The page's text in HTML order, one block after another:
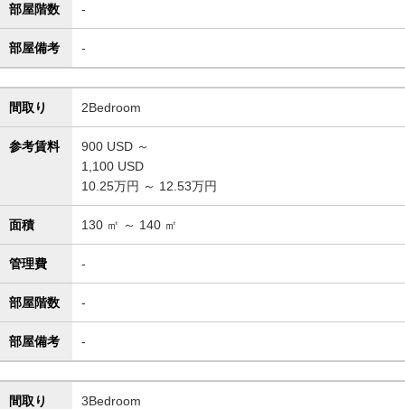
部屋階数 -
部屋備考 -
間取り 2Bedroom
参考賃料 900 USD ～
1,100 USD
10.25万円 ～ 12.53万円
面積 130 ㎡ ～ 140 ㎡
管理費 -
部屋階数 -
部屋備考 -
間取り 3Bedroom